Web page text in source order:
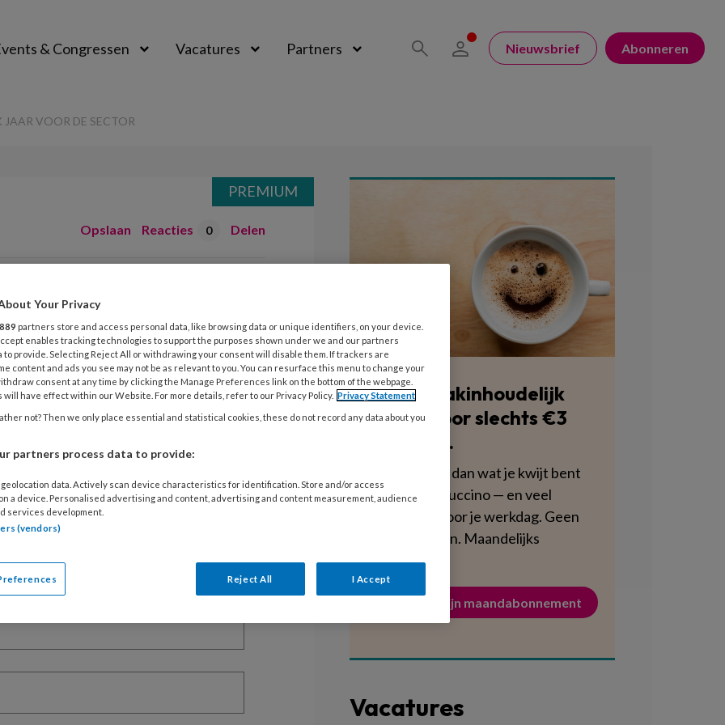
& Congressen Vacatures Partners Nieuwsbrief Abonneren
VOOR DE SECTOR
Opslaan Reacties 0 Delen
moeilijk jaar
lezen?
lees 2 artikelen gratis per maand
PREMIUM
Blijf vakinhoudelijk
scherp voor slechts €3
per week.
Dat is minder dan wat je kwijt bent
aan een cappuccino — en veel
voedzamer voor je werkdag. Geen
verplichtingen. Maandelijks
opzegbaar.
Activeer mijn maandabonnement
Vacatures
Your Privacy
889 partners store and access personal data, like browsing data or unique identifiers, on your device.
enables tracking technologies to support the purposes shown under we and our partners
to provide. Selecting Reject All or withdrawing your consent will disable them. If trackers are
content and ads you see may not be as relevant to you. You can resurface this menu to change your
consent at any time by clicking the Manage Preferences link on the bottom of the webpage.
will have effect within our Website. For more details, refer to our Privacy Policy. Privacy Statement
not? Then we only place essential and statistical cookies, these do not record any data about you
partners process data to provide:
data. Actively scan device characteristics for identification. Store and/or access
a device. Personalised advertising and content, advertising and content measurement, audience
services development.
(vendors)
Reject All I Accept